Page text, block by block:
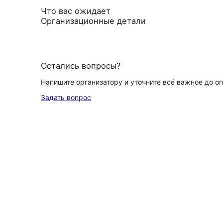
Что вас ожидает
Организационные детали
Остались вопросы?
Напишите организатору и уточните всё важное до
Задать вопрос